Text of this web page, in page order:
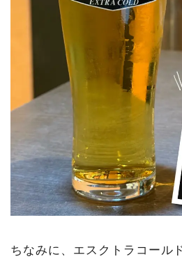
ちなみに、エスクトラコール